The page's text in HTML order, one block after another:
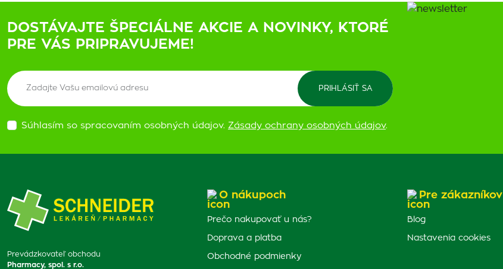
DOSTÁVAJTE ŠPECIÁLNE AKCIE A NOVINKY, KTORÉ
PRE VÁS PRIPRAVUJEME!
Súhlasím so spracovaním osobných údajov. Zásady ochrany osobných údajov.
Prevádzkovateľ obchodu
Pharmacy, spol. s r.o.
O nákupoch
Prečo nakupovať u nás?
Doprava a platba
Obchodné podmienky
Pre zákazníkov
Blog
Nastavenia cookies